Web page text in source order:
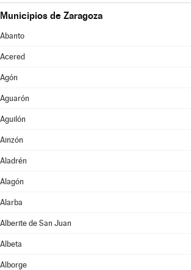
Municipios de Zaragoza
Abanto
Acered
Agón
Aguarón
Aguilón
Ainzón
Aladrén
Alagón
Alarba
Alberite de San Juan
Albeta
Alborge